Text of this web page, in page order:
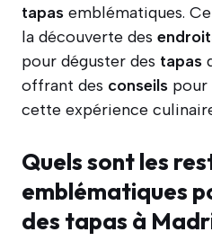
tapas emblématiques.
la découverte des
pour déguster des tapas
offrant des conseils pour
cette expérience
Quels sont les
emblématiques
des tapas à